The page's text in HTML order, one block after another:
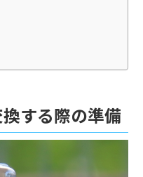
する際の準備